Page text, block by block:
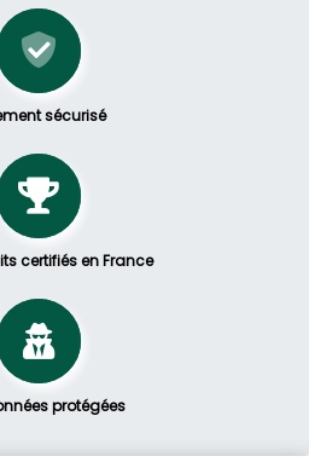
sécurisé
certifiés en France
protégées